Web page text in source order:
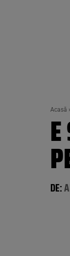
Acasă
DE: